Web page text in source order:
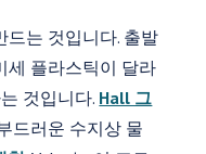
드는 것입니다. 출발
세 플라스틱이 달라
것입니다. Hall 그
드러운 수지상 물